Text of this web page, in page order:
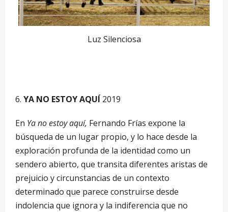
Luz Silenciosa
YA NO ESTOY AQUÍ 2019
En Ya no estoy aquí, Fernando Frías expone la
búsqueda de un lugar propio, y lo hace desde la
exploración profunda de la identidad como un
sendero abierto, que transita diferentes aristas de
prejuicio y circunstancias de un contexto
determinado que parece construirse desde
indolencia que ignora y la indiferencia que no